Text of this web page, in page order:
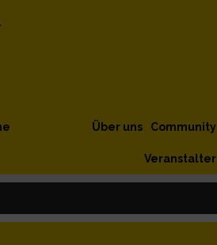
Community
Über uns
Veranstalter